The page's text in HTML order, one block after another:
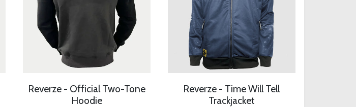
Reverze - Official Two-Tone
Hoodie
Reverze - Time Will Tell
Trackjacket